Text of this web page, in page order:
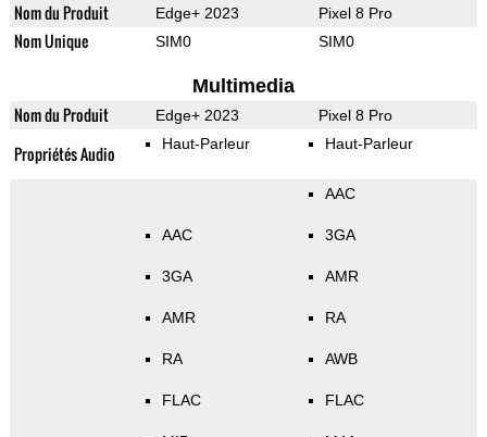
Nom du Produit Edge+ 2023 Pixel 8 Pro
Nom Unique SIM0 SIM0
Multimedia
Nom du Produit Edge+ 2023 Pixel 8 Pro
Propriétés Audio Haut-Parleur Haut-Parleur
AAC
3GA
AMR
RA
FLAC
AAC
3GA
AMR
RA
AWB
FLAC